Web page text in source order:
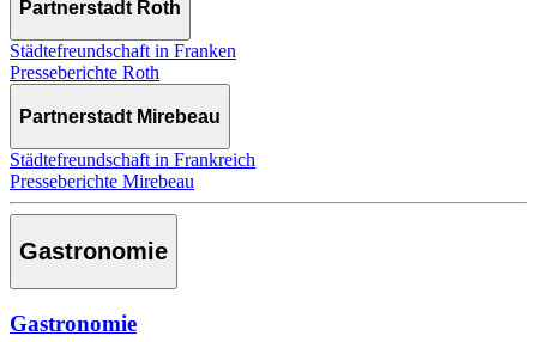
Partnerstadt Roth
Städtefreundschaft in Franken
Presseberichte Roth
Partnerstadt Mirebeau
Städtefreundschaft in Frankreich
Presseberichte Mirebeau
Gastronomie
Gastronomie